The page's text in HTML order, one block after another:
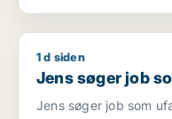
Jens søger job som
1 d siden
Jens søger job
Jens søger job som